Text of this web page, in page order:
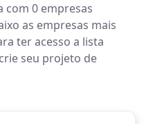
com 0 empresas
as empresas mais
ter acesso a lista
seu projeto de